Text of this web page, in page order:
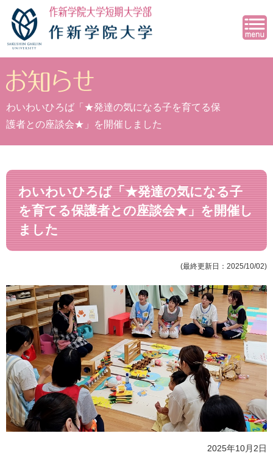
わいわいひろば「★発達の気になる子を育てる保
護者との座談会★」を開催しました
わいわいひろば「★発達の気になる子
を育てる保護者との座談会★」を開催し
ました
(最終更新日：2025/10/02)
2025年10月2日